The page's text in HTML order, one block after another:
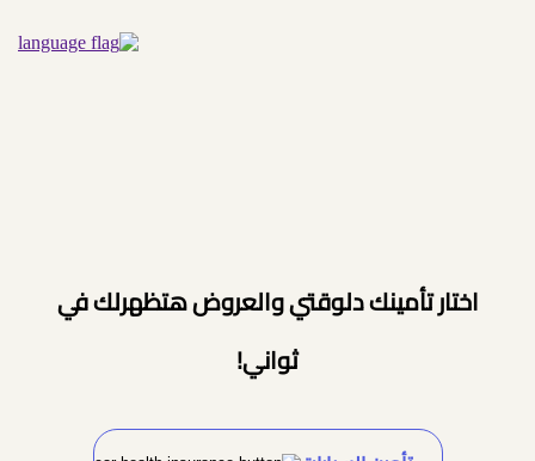
اختار تأمينك دلوقتي والعروض هتظهرلك في
ثواني!